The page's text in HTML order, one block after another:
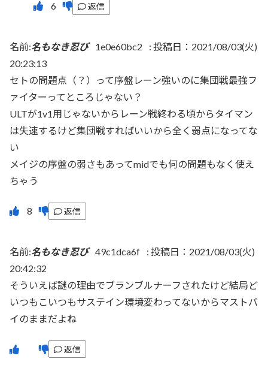
返信
名前:名もなき忍び 1e0e60bc2 : 投稿日：2021/08/03(火)
20:23:13
セトの問題点（？）って序盤レーン強いのに集団戦最強フ
ァイターってところじゃない？
ULTが1v1用じゃないからレーン戦終わる頃からタイマン
は失速するけど集団戦すればいいから全く弱点になってな
い
メイジの序盤の弱さもあってmidでも何の問題もなく使え
ちゃう
返信
名前:名もなき忍び 49c1dca6f : 投稿日：2021/08/03(火)
20:42:32
そういえば謎の理由でブランブルナーフされたけど結局ど
いつもこいつもサステイン環境変わってないからマストバ
イのままだよね
返信